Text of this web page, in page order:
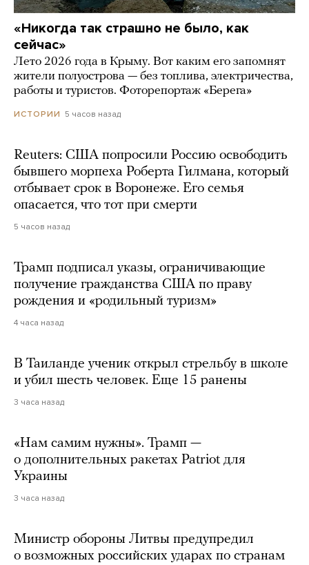
«Никогда так страшно не было, как
сейчас»
Лето 2026 года в Крыму. Вот каким его запомнят
жители полуострова — без топлива, электричества,
работы и туристов. Фоторепортаж «Берега»
ИСТОРИИ 5 часов назад
Reuters: США попросили Россию освободить
бывшего морпеха Роберта Гилмана, который
отбывает срок в Воронеже. Его семья
опасается, что тот при смерти
5 часов назад
Трамп подписал указы, ограничивающие
получение гражданства США по праву
рождения и «родильный туризм»
4 часа назад
В Таиланде ученик открыл стрельбу в школе
и убил шесть человек. Еще 15 ранены
3 часа назад
«Нам самим нужны». Трамп —
о дополнительных ракетах Patriot для
Украины
3 часа назад
Министр обороны Литвы предупредил
о возможных российских ударах по странам